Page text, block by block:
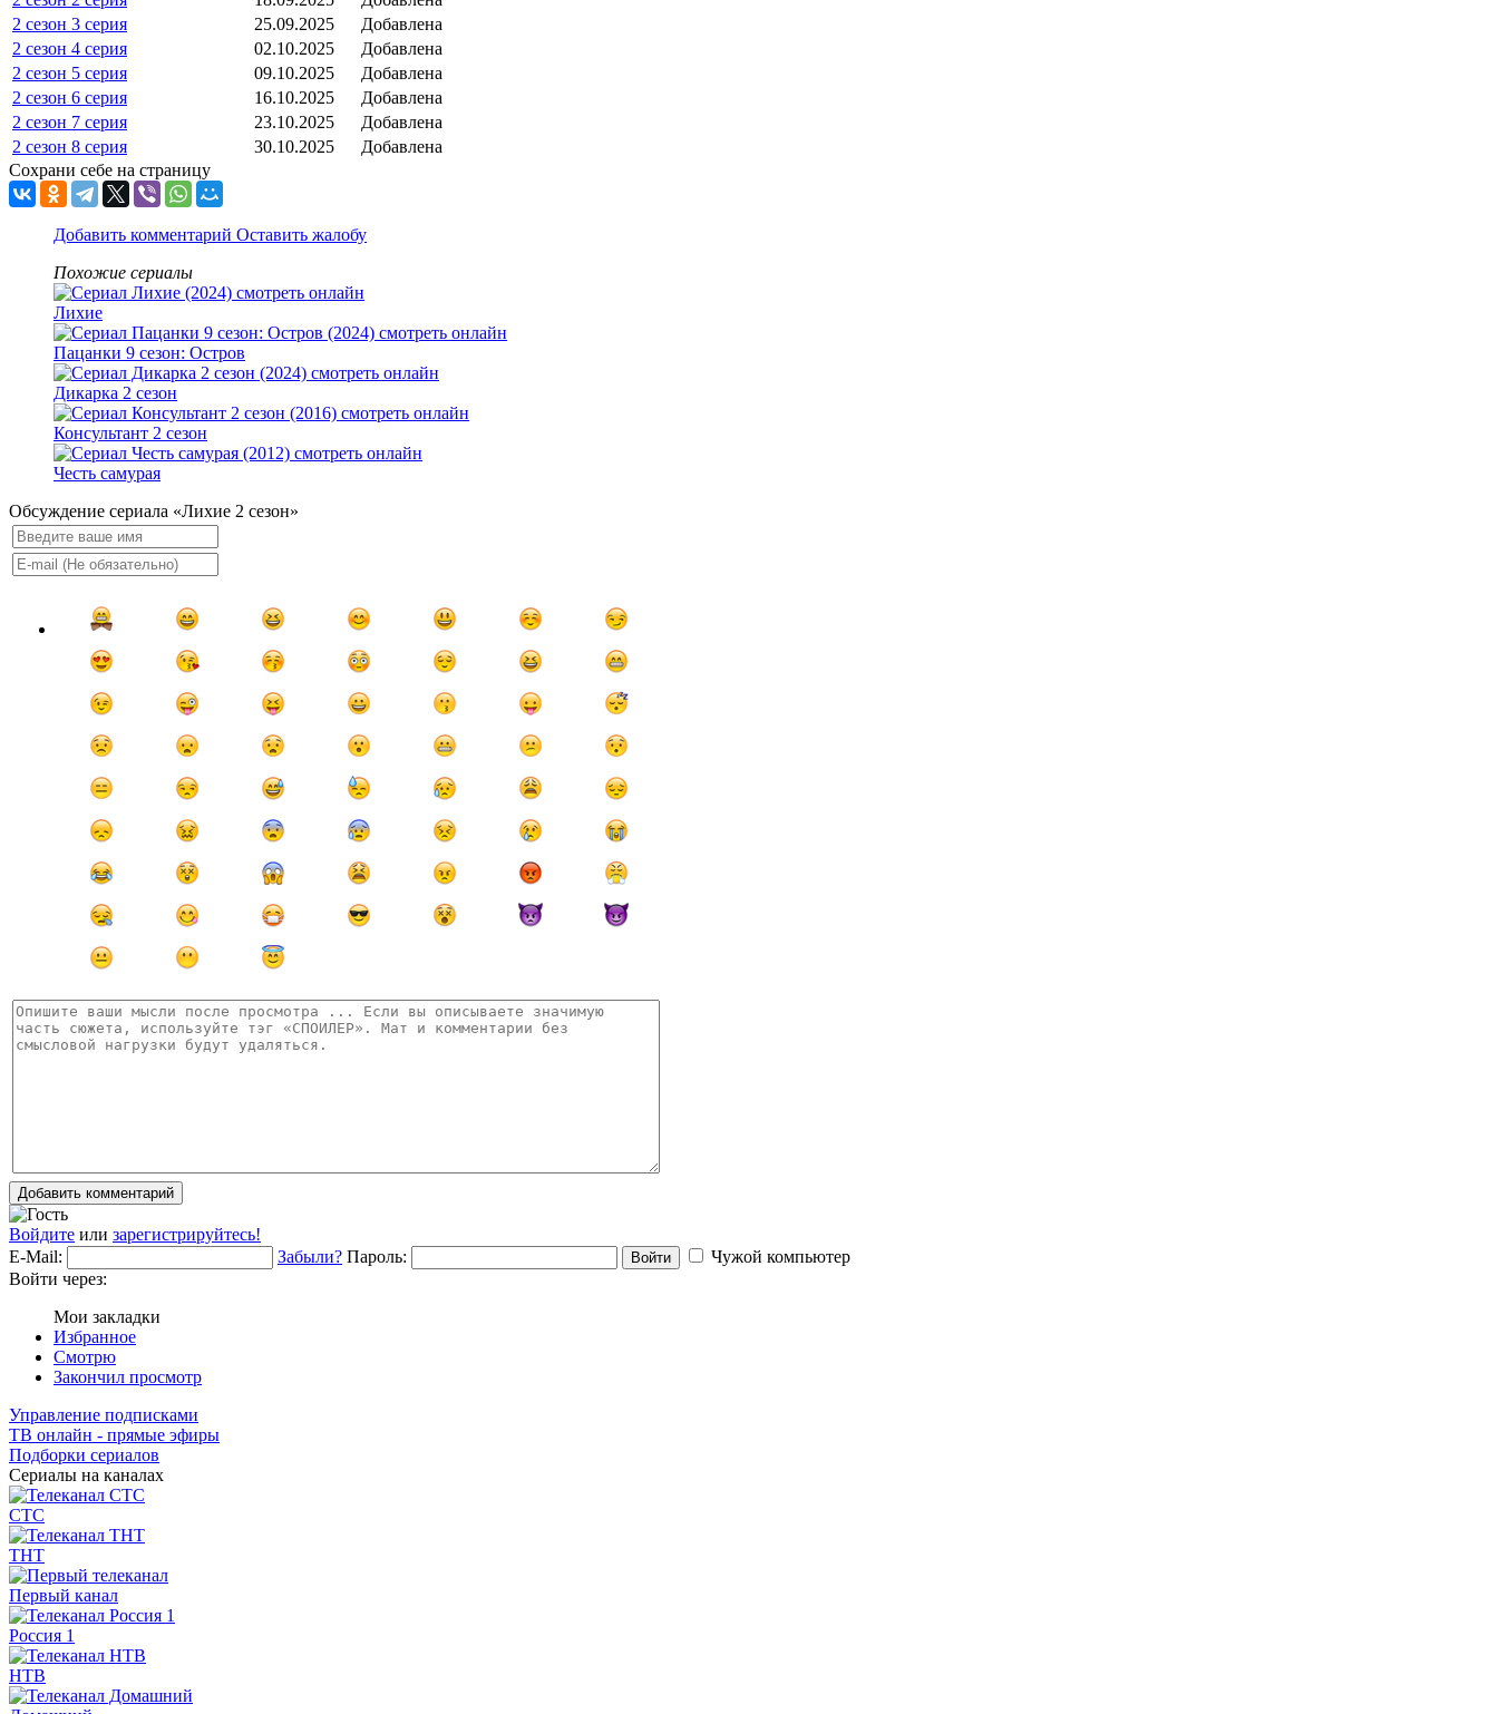
2 сезон 3 серия
25.09.2025
Добавлена
2 сезон 4 серия
02.10.2025
Добавлена
2 сезон 5 серия
09.10.2025
Добавлена
2 сезон 6 серия
16.10.2025
Добавлена
2 сезон 7 серия
23.10.2025
Добавлена
2 сезон 8 серия
30.10.2025
Добавлена
Сохрани себе на страницу
Добавить комментарий Оставить жалобу
Похожие сериалы
Лихие
Пацанки 9 сезон: Остров
Дикарка 2 сезон
Консультант 2 сезон
Честь самурая
Обсуждение сериала «Лихие 2 сезон»
Добавить комментарий
Войдите или зарегистрируйтесь!
E-Mail:
Забыли? Пароль: Войти
Чужой компьютер
Войти через:
Мои закладки
Избранное
Смотрю
Закончил просмотр
Управление подписками
ТВ онлайн - прямые эфиры
Подборки сериалов
Сериалы на каналах
СТС
ТНТ
Первый канал
Россия 1
НТВ